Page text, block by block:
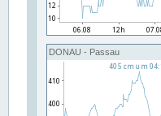
DONAU - Passau